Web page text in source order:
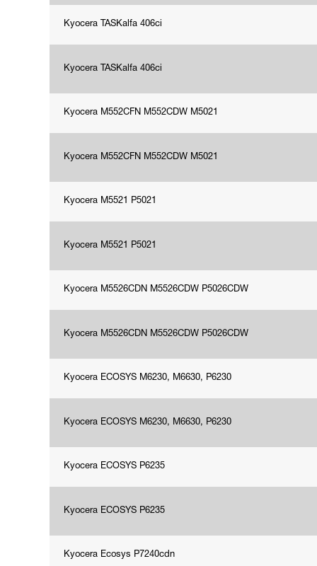
Kyocera TASKalfa 406ci
Kyocera TASKalfa 406ci
Kyocera M552CFN M552CDW M5021
Kyocera M552CFN M552CDW M5021
Kyocera M5521 P5021
Kyocera M5521 P5021
Kyocera M5526CDN M5526CDW P5026CDW
Kyocera M5526CDN M5526CDW P5026CDW
Kyocera ECOSYS M6230, M6630, P6230
Kyocera ECOSYS M6230, M6630, P6230
Kyocera ECOSYS P6235
Kyocera ECOSYS P6235
Kyocera Ecosys P7240cdn